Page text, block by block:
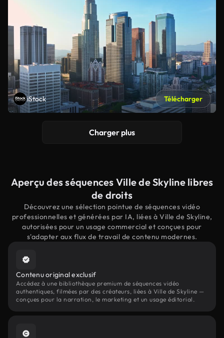
iStock Télécharger
Charger plus
Aperçu des séquences Ville de Skyline libres
de droits
Découvrez une sélection pointue de séquences vidéo
professionnelles et générées par IA, liées à Ville de Skyline,
autorisées pour un usage commercial et conçues pour
s'adapter aux flux de travail de contenu modernes.
Contenu original exclusif
Accédez à une bibliothèque premium de séquences vidéo
authentiques, filmées par des créateurs, liées à Ville de Skyline —
conçues pour la narration, le marketing et un usage éditorial.